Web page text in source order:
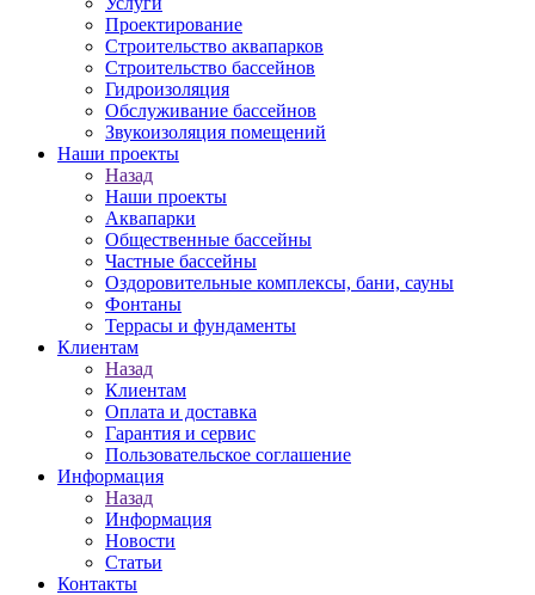
Проектирование
Строительство аквапарков
Строительство бассейнов
Гидроизоляция
Обслуживание бассейнов
Звукоизоляция помещений
Наши проекты
Назад
Наши проекты
Аквапарки
Общественные бассейны
Частные бассейны
Оздоровительные комплексы, бани, сауны
Фонтаны
Террасы и фундаменты
Клиентам
Назад
Клиентам
Оплата и доставка
Гарантия и сервис
Пользовательское соглашение
Информация
Назад
Информация
Новости
Статьи
Контакты